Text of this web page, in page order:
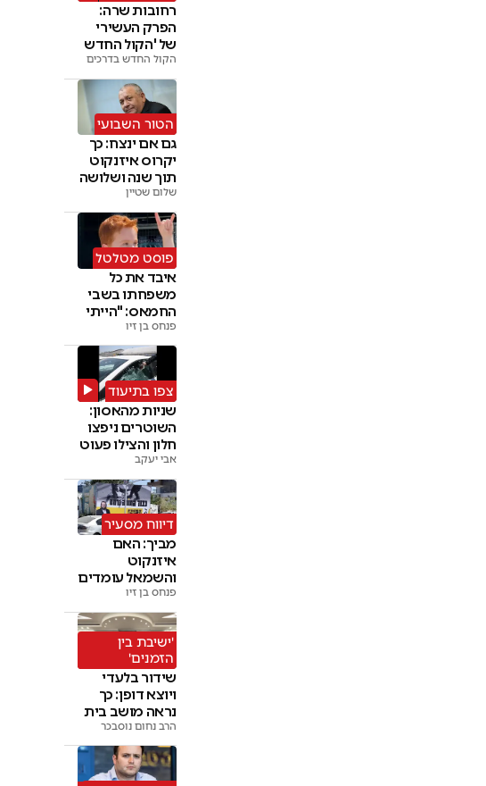
רחובות שרה:
הפרק העשירי
של 'הקול החדש
בדרכים' • צפו
הקול החדש בדרכים
הטור השבועי
גם אם ינצח: כך
יקרוס איזנקוט
תוך שנה ושלושה
חודשים
שלום שטיין
פוסט מטלטל
איבד את כל
משפחתו בשבי
החמאס: "הייתי
מוותר על החיים"
פנחס בן זיו
צפו בתיעוד
שניות מהאסון:
השוטרים ניפצו
חלון והצילו פעוט
אבי יעקב
דיווח מסעיר
מביך: האם
איזנקוט
והשמאל עומדים
מאחורי 'הציבור
החרדי'
פנחס בן זיו
'ישיבת בין
הזמנים'
שידור בלעדי
ויוצא דופן: כך
נראה מושב בית
דין • צפו
הרב נחום נוסבכר